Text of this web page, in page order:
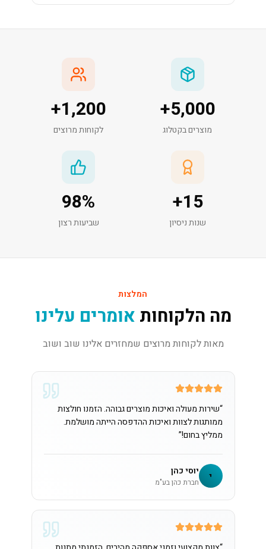
5,000
+
מוצרים בקטלוג
1,200
+
לקוחות מרוצים
15
+
שנות ניסיון
98%
שביעות רצון
המלצות
מה הלקוחות אומרים עלינו
מאות לקוחות מרוצים שמחזרים אלינו שוב ושוב
“שירות מעולה ואיכות מוצרים גבוהה. הזמנו חולצות
ממותגות לצוות ואיכות ההדפסה הייתה מושלמת.
ממליץ בחום!”
י יוסי כהן
חברת כהן בע"מ